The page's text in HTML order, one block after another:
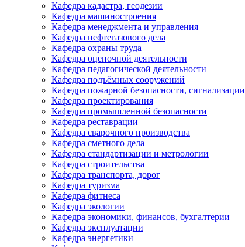
Кафедра кадастра, геодезии
Кафедра машиностроения
Кафедра менеджмента и управления
Кафедра нефтегазового дела
Кафедра охраны труда
Кафедра оценочной деятельности
Кафедра педагогической деятельности
Кафедра подъёмных сооружений
Кафедра пожарной безопасности, сигнализации
Кафедра проектирования
Кафедра промышленной безопасности
Кафедра реставрации
Кафедра сварочного производства
Кафедра сметного дела
Кафедра стандартизации и метрологии
Кафедра строительства
Кафедра транспорта, дорог
Кафедра туризма
Кафедра фитнеса
Кафедра экологии
Кафедра экономики, финансов, бухгалтерии
Кафедра эксплуатации
Кафедра энергетики